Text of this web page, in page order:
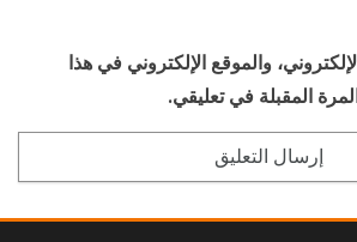
والموقع الإلكتروني في هذا
المقبلة في تعليقي.